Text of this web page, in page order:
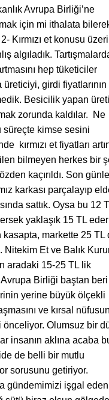
Avrupa Birliği’ne
için mi ithalata
Kırmızı et konusu
algıladık.
hep tüketiciler
girdi fiyatlarının
Besicilik yapan
zorunda kaldılar. Ne
süreçte kimse sesini
kırmızı et fiyatları
bilmeyen herkes bir
kaçırıldı. Son
karkası parçalayıp
sattık. Oysa bu 12
yaklaşık 15 TL
kasapta, markette 25 TL
Nitekim Et ve Balık
aradaki 15-25 TL lik
Birliği baştan beri
yerine büyük ölçekli
ve kırsal
Olumsuz bir
insanın aklına acaba
de belli bir mutlu
sorusunu getiriyor.
işgal eden